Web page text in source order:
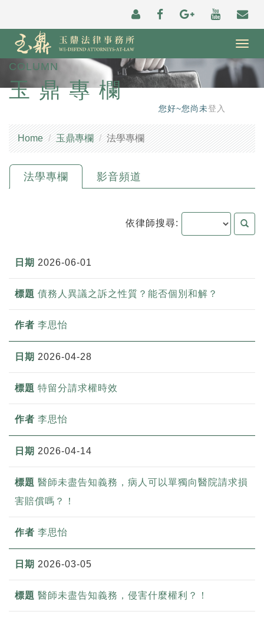
COLUMN
玉鼎專欄
您好~您尚未登入
Home 玉鼎專欄 法學專欄
法學專欄 影音頻道
依律師搜尋:
2026-06-01
債務人異議之訴之性質？能否個別和解？
李思怡
2026-04-28
特留分請求權時效
李思怡
2026-04-14
醫師未盡告知義務，病人可以單獨向醫院請求損
害賠償嗎？！
李思怡
2026-03-05
醫師未盡告知義務，侵害什麼權利？！